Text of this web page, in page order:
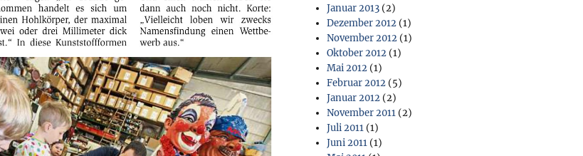
Januar 2013 (2)
Dezember 2012 (1)
November 2012 (1)
Oktober 2012 (1)
Mai 2012 (1)
Februar 2012 (5)
Januar 2012 (2)
November 2011 (2)
Juli 2011 (1)
Juni 2011 (1)